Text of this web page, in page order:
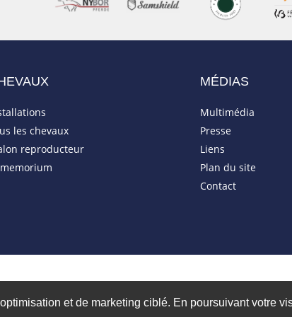
les chevaux
reproducteur
MÉDIAS
Multimédia
Presse
Liens
Plan du site
Contact
et de marketing ciblé. En poursuivant votre